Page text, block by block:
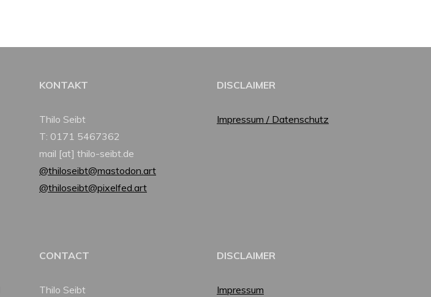
KONTAKT
Thilo Seibt
T: 0171 5467362
mail [at] thilo-seibt.de
@thiloseibt@mastodon.art
@thiloseibt@pixelfed.art
DISCLAIMER
Impressum / Datenschutz
CONTACT
Thilo Seibt
DISCLAIMER
Impressum